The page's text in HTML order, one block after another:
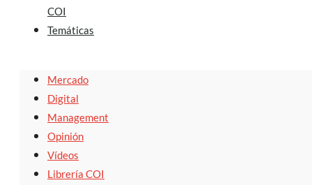
COI
Temáticas
Mercado
Digital
Management
Opinión
Vídeos
Librería COI